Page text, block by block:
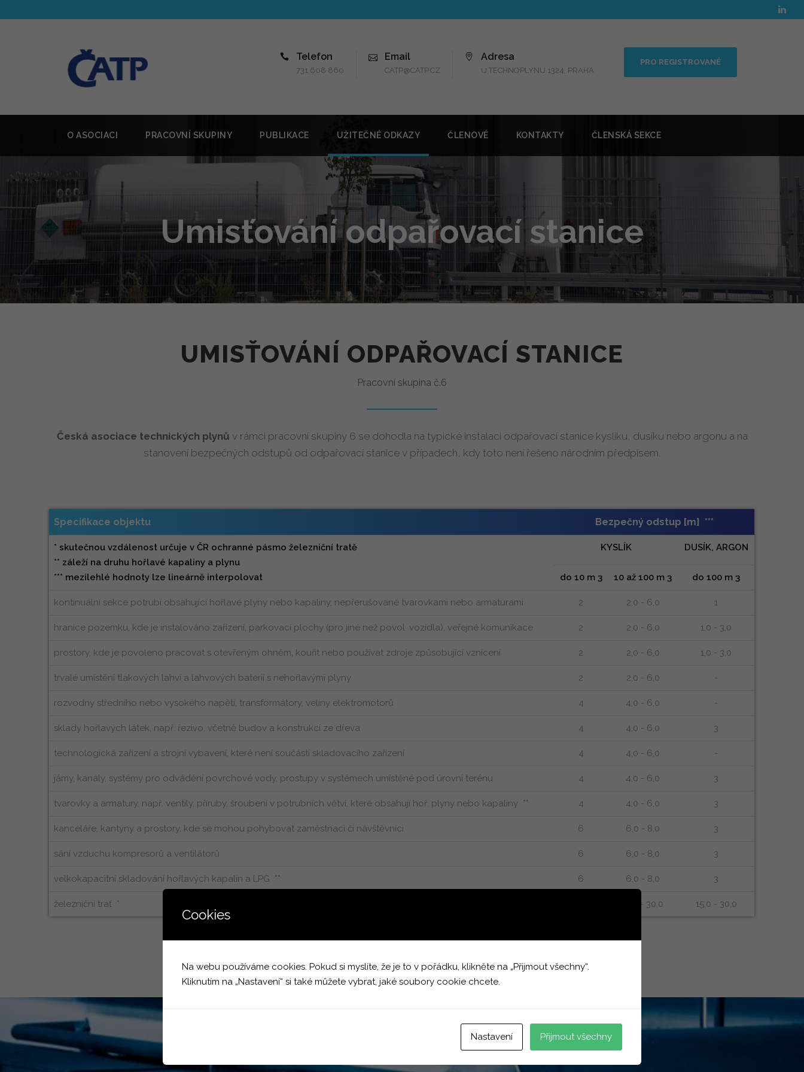
Telefon
731 608 860
Email
CATP@CATP.CZ
Adresa
U TECHNOPLYNU 1324, PRAHA
PRO REGISTROVANÉ
O ASOCIACI PRACOVNÍ SKUPINY PUBLIKACE UŽITEČNÉ ODKAZY ČLENOVÉ KONTAKTY ČLENSKÁ SEKCE
Umisťování odpařovací stanice
UMISŤOVÁNÍ ODPAŘOVACÍ STANICE
Pracovní skupina č.6
Česká asociace technických plynů v rámci pracovní skupiny 6 se dohodla na typické instalaci odpařovací stanice kyslíku, dusíku nebo argonu a na
stanovení bezpečných odstupů od odpařovací stanice v případech, kdy toto není řešeno národním předpisem.
Specifikace objektu Bezpečný odstup [m] ***
* skutečnou vzdálenost určuje v ČR ochranné pásmo železniční tratě
** záleží na druhu hořlavé kapaliny a plynu
*** mezilehlé hodnoty lze lineárně interpolovat
KYSLÍK DUSÍK, ARGON
do 10 m 3 10 až 100 m 3 do 100 m 3
kontinuální sekce potrubí obsahující hořlavé plyny nebo kapaliny, nepřerušované tvarovkami nebo armaturami 2 2,0 - 6,0 1
hranice pozemku, kde je instalováno zařízení, parkovací plochy (pro jiné než povol. vozidla), veřejné komunikace 2 2,0 - 6,0 1,0 - 3,0
prostory, kde je povoleno pracovat s otevřeným ohněm, kouřit nebo používat zdroje způsobující vznícení 2 2,0 - 6,0 1,0 - 3,0
trvalé umístění tlakových lahví a lahvových baterií s nehořlavými plyny 2 2,0 - 6,0 -
rozvodny středního nebo vysokého napětí, transformátory, velíny elektromotorů 4 4,0 - 6,0 -
sklady hořlavých látek, např. řezivo, včetně budov a konstrukcí ze dřeva 4 4,0 - 6,0 3
technologická zařízení a strojní vybavení, které není součástí skladovacího zařízení 4 4,0 - 6,0 -
jámy, kanály, systémy pro odvádění povrchové vody, prostupy v systémech umístěné pod úrovní terénu 4 4,0 - 6,0 3
tvarovky a armatury, např. ventily, příruby, šroubení v potrubních větví, které obsahují hoř. plyny nebo kapaliny ** 4 4,0 - 6,0 3
kanceláře, kantýny a prostory, kde se mohou pohybovat zaměstnaci či návštěvníci 6 6,0 - 8,0 3
sání vzduchu kompresorů a ventilátorů 6 6,0 - 8,0 3
velkokapacitní skladování hořlavých kapalin a LPG ** 6 6,0 - 8,0 3
železniční trať * 15,0 - 30,0 15,0 - 30,0
Cookies
Na webu používáme cookies. Pokud si myslíte, že je to v pořádku, klikněte na „Přijmout všechny“.
Kliknutím na „Nastavení“ si také můžete vybrat, jaké soubory cookie chcete.
Nastavení Přijmout všechny